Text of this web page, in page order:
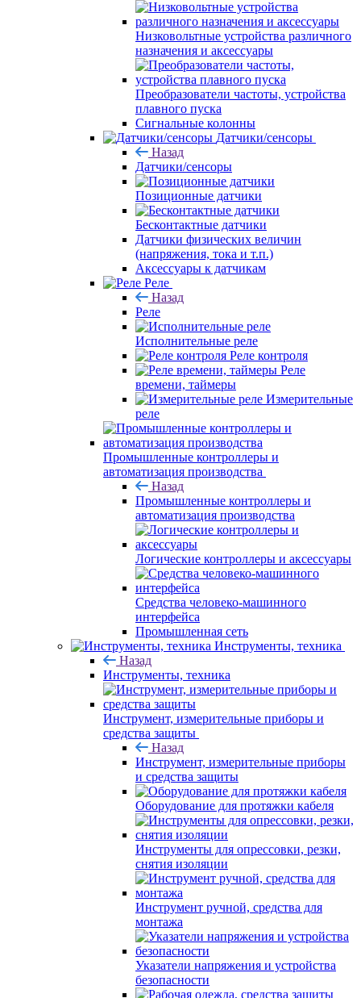
Низковольтные устройства различного
назначения и аксессуары
Преобразователи частоты, устройства
плавного пуска
Сигнальные колонны
Датчики/сенсоры
Назад
Датчики/сенсоры
Позиционные датчики
Бесконтактные датчики
Датчики физических величин
(напряжения, тока и т.п.)
Аксессуары к датчикам
Реле
Назад
Реле
Исполнительные реле
Реле контроля
Реле
времени, таймеры
Измерительные
реле
Промышленные контроллеры и
автоматизация производства
Назад
Промышленные контроллеры и
автоматизация производства
Логические контроллеры и аксессуары
Средства человеко-машинного
интерфейса
Промышленная сеть
Инструменты, техника
Назад
Инструменты, техника
Инструмент, измерительные приборы и
средства защиты
Назад
Инструмент, измерительные приборы
и средства защиты
Оборудование для протяжки кабеля
Инструменты для опрессовки, резки,
снятия изоляции
Инструмент ручной, средства для
монтажа
Указатели напряжения и устройства
безопасности